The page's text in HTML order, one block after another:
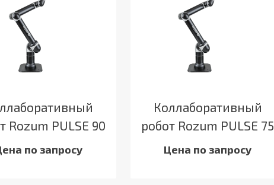
Rozum PULSE 90
по запросу
Коллаборативный
робот Rozum PULSE 75
Цена по запросу